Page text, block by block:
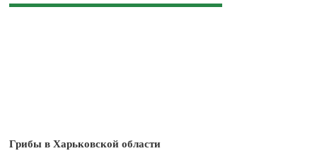
Грибы в Харьковской области